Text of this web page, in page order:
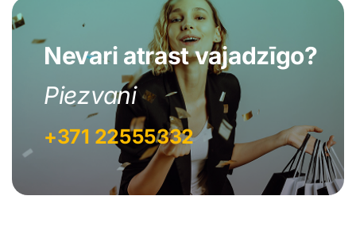
Nevari atrast vajadzīgo?
Piezvani
+371 22555332